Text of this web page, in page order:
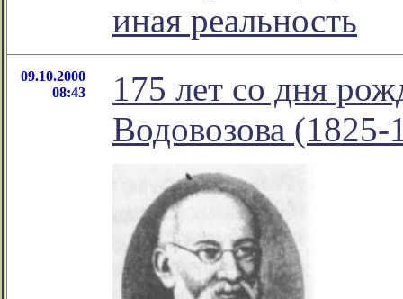
иная реальность
09.10.2000
08:43
175 лет со дня
Водовозова (1825-